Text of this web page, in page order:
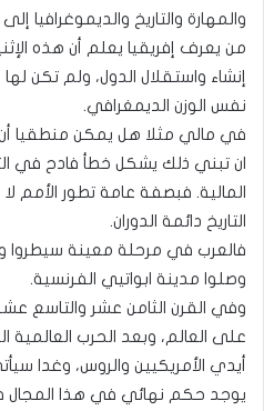
والمهارة والتاريخ والديموغرافيا
من يعرف إفريقيا يعلم أن هذه
إنشاء واستقلال الدول، ولم تكن
نفس الوزن الديمغرافي.
في مالي مثلا هل يمكن منطقيا أن
ان تبني ذلك يشكل خطأ فادح في
المالية. فبصفة عامة تطور الأمم
التاريخ دائمة الدوران.
فالعرب في مرحلة معينة سيطروا
وصلوا مدينة ابواتيي الفرنسية.
وفي القرن الثامن عشر والتاسع
على العالم، وبعد الحرب العالمية
أيدي الأمريكيين والروس، وغدا
يوجد حكم نهائي في هذا المجال